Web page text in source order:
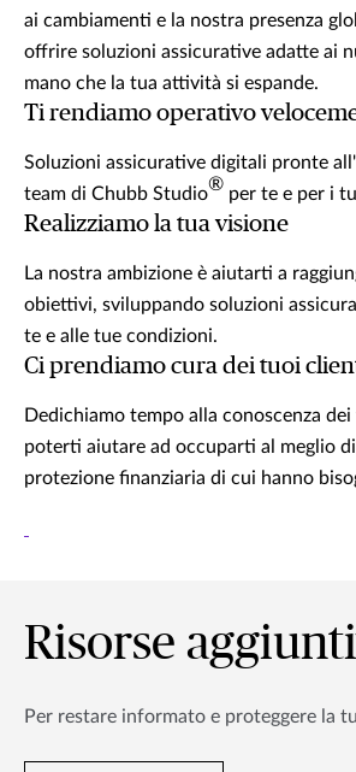
ai cambiamenti e la nostra presenza
offrire soluzioni assicurative adatte ai
mano che la tua attività si espande.
Ti rendiamo operativo
Soluzioni assicurative digitali pronte
team di Chubb Studio® per te e per i
Realizziamo la tua visione
La nostra ambizione è aiutarti a
obiettivi, sviluppando soluzioni
te e alle tue condizioni.
Ci prendiamo cura dei tuoi
Dedichiamo tempo alla conoscenza
poterti aiutare ad occuparti al meglio
protezione finanziaria di cui hanno
Risorse
Per restare informato e proteggere la